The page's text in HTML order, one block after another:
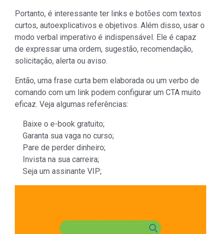
Portanto, é interessante ter links e botões com textos
curtos, autoexplicativos e objetivos. Além disso, usar o
modo verbal imperativo é indispensável. Ele é capaz
de expressar uma ordem, sugestão, recomendação,
solicitação, alerta ou aviso.
Então, uma frase curta bem elaborada ou um verbo de
comando com um link podem configurar um CTA muito
eficaz. Veja algumas referências:
Baixe o e-book gratuito;
Garanta sua vaga no curso;
Pare de perder dinheiro;
Invista na sua carreira;
Seja um assinante VIP;